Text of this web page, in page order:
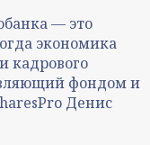
— это
экономика
кадрового
фондом и
Денис